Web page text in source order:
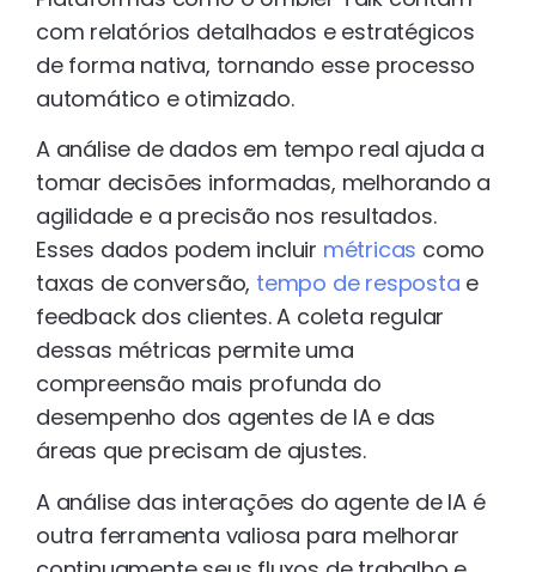
com relatórios detalhados e estratégicos
de forma nativa, tornando esse processo
automático e otimizado.
A análise de dados em tempo real ajuda a
tomar decisões informadas, melhorando a
agilidade e a precisão nos resultados.
Esses dados podem incluir métricas como
taxas de conversão, tempo de resposta e
feedback dos clientes. A coleta regular
dessas métricas permite uma
compreensão mais profunda do
desempenho dos agentes de IA e das
áreas que precisam de ajustes.
A análise das interações do agente de IA é
outra ferramenta valiosa para melhorar